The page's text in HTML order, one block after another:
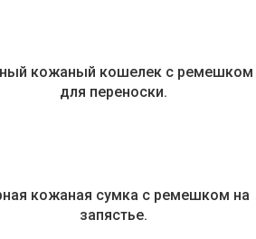
кожаный кошелек с ремешком
для переноски.
кожаная сумка с ремешком на
запястье.